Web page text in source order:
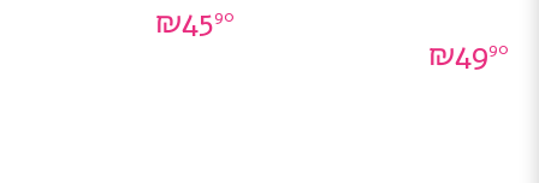
₪4990
₪4590